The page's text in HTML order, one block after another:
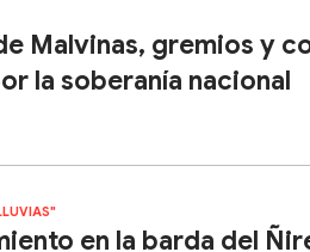
Malvinas, gremios y
la soberanía nacional
en la barda del